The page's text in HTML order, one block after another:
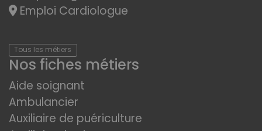
Emploi Cardiologue
Tous les métiers
Nos fiches métiers
Aide soignant
Ambulancier
Auxiliaire de puériculture